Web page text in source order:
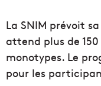
La SNIM prévoit
attend plus de
monotypes. Le
pour les